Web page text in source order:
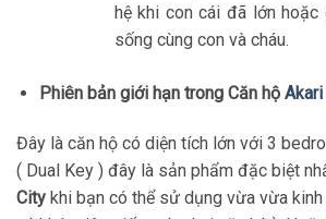
hệ khi con cái đã lớn hoặc
sống cùng con và cháu.
Phiên bản giới hạn trong Căn hộ
Đây là căn hộ có diện tích lớn với 3
( Dual Key ) đây là sản phẩm đặc biệt
City khi bạn có thể sử dụng vừa vừa